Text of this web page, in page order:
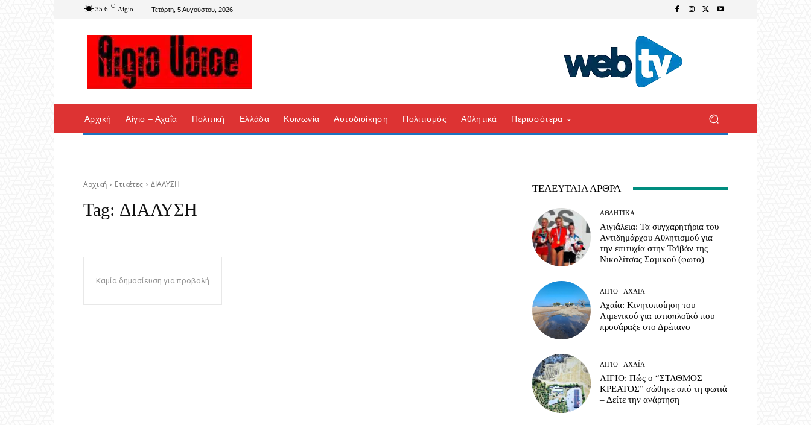
35.6 C Aigio Τετάρτη, 5 Αυγούστου, 2026
Αρχική Αίγιο – Αχαΐα Πολιτική Ελλάδα Κοινωνία Αυτοδιοίκηση Πολιτισμός Αθλητικά Περισσότερα
Αρχική Ετικέτες ΔΙΑΛΥΣΗ
Tag: ΔΙΑΛΥΣΗ
Καμία δημοσίευση για προβολή
ΤΕΛΕΥΤΑΊΑ ΆΡΘΡΑ
ΑΘΛΗΤΙΚΆ
Αιγιάλεια: Τα συγχαρητήρια του
Αντιδημάρχου Αθλητισμού για
την επιτυχία στην Ταϊβάν της
Νικολίτσας Σαμικού (φωτο)
ΑΊΓΙΟ - ΑΧΑΪ́Α
Αχαΐα: Κινητοποίηση του
Λιμενικού για ιστιοπλοϊκό που
προσάραξε στο Δρέπανο
ΑΊΓΙΟ - ΑΧΑΪ́Α
ΑΙΓΙΟ: Πώς ο “ΣΤΑΘΜΟΣ
ΚΡΕΑΤΟΣ” σώθηκε από τη φωτιά
– Δείτε την ανάρτηση